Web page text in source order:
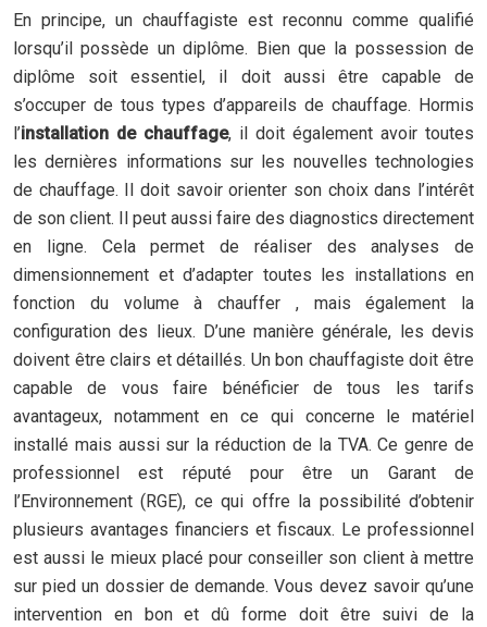
En principe, un chauffagiste est reconnu comme qualifié
lorsqu’il possède un diplôme. Bien que la possession de
diplôme soit essentiel, il doit aussi être capable de
s’occuper de tous types d’appareils de chauffage. Hormis
l’installation de chauffage, il doit également avoir toutes
les dernières informations sur les nouvelles technologies
de chauffage. Il doit savoir orienter son choix dans l’intérêt
de son client. Il peut aussi faire des diagnostics directement
en ligne. Cela permet de réaliser des analyses de
dimensionnement et d’adapter toutes les installations en
fonction du volume à chauffer , mais également la
configuration des lieux. D’une manière générale, les devis
doivent être clairs et détaillés. Un bon chauffagiste doit être
capable de vous faire bénéficier de tous les tarifs
avantageux, notamment en ce qui concerne le matériel
installé mais aussi sur la réduction de la TVA. Ce genre de
professionnel est réputé pour être un Garant de
l’Environnement (RGE), ce qui offre la possibilité d’obtenir
plusieurs avantages financiers et fiscaux. Le professionnel
est aussi le mieux placé pour conseiller son client à mettre
sur pied un dossier de demande. Vous devez savoir qu’une
intervention en bon et dû forme doit être suivi de la